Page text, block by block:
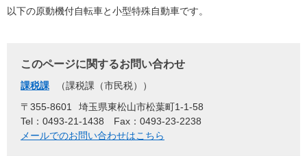
以下の原動機付自転車と小型特殊自動車です。
このページに関するお問い合わせ
課税課
課税課（市民税）
〒355-8601
埼玉県東松山市松葉町1-1-58
Tel：0493-21-1438
Fax：0493-23-2238
メールでのお問い合わせはこちら